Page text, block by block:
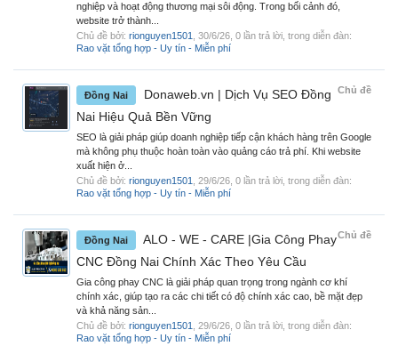
nghiệp và hoạt động thương mại sôi động. Trong bối cảnh đó,
website trở thành...
Chủ đề bởi: rionguyen1501 30/6/26 , 0 lần trả lời, trong diễn đàn:
Rao vặt tổng hợp - Uy tín - Miễn phí
Chủ đề
Đồng Nai
Donaweb.vn | Dịch Vụ SEO Đồng
Nai Hiệu Quả Bền Vững
SEO là giải pháp giúp doanh nghiệp tiếp cận khách hàng trên Google
mà không phụ thuộc hoàn toàn vào quảng cáo trả phí. Khi website
xuất hiện ở...
Chủ đề bởi: rionguyen1501 29/6/26 , 0 lần trả lời, trong diễn đàn:
Rao vặt tổng hợp - Uy tín - Miễn phí
Chủ đề
Đồng Nai
ALO - WE - CARE |Gia Công Phay
CNC Đồng Nai Chính Xác Theo Yêu Cầu
Gia công phay CNC là giải pháp quan trọng trong ngành cơ khí
chính xác, giúp tạo ra các chi tiết có độ chính xác cao, bề mặt đẹp
và khả năng sản...
Chủ đề bởi: rionguyen1501 29/6/26 , 0 lần trả lời, trong diễn đàn:
Rao vặt tổng hợp - Uy tín - Miễn phí